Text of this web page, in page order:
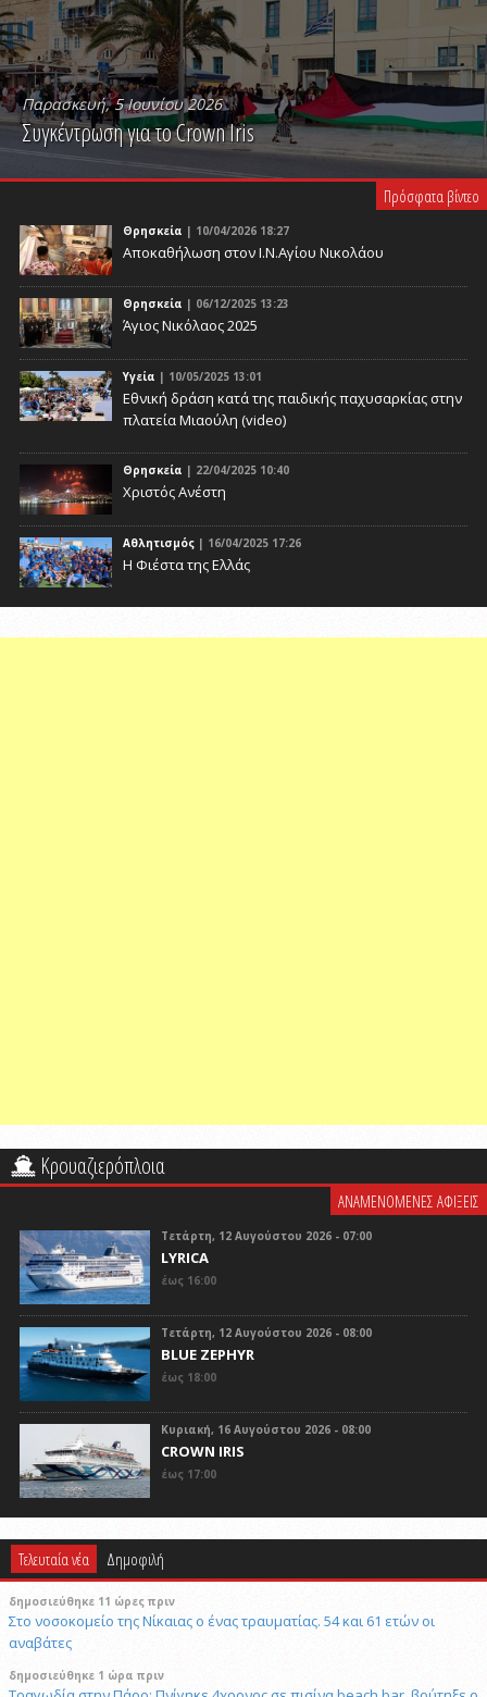
Παρασκευή, 5 Ιουνίου 2026
Συγκέντρωση για το Crown Iris
PLAY VIDEO
Πρόσφατα βίντεο
Θρησκεία | 10/04/2026 18:27
Αποκαθήλωση στον Ι.Ν.Αγίου Νικολάου
Θρησκεία | 06/12/2025 13:23
Άγιος Νικόλαος 2025
Υγεία | 10/05/2025 13:01
Eθνική δράση κατά της παιδικής παχυσαρκίας στην
πλατεία Μιαούλη (video)
Θρησκεία | 22/04/2025 10:40
Χριστός Ανέστη
Αθλητισμός | 16/04/2025 17:26
Η Φιέστα της Ελλάς
Κρουαζιερόπλοια
ΑΝΑΜΕΝΟΜΕΝΕΣ ΑΦΙΞΕΙΣ
Τετάρτη, 12 Αυγούστου 2026 - 07:00
LYRICA
έως 16:00
Τετάρτη, 12 Αυγούστου 2026 - 08:00
BLUE ZEPHYR
έως 18:00
Κυριακή, 16 Αυγούστου 2026 - 08:00
CROWN IRIS
έως 17:00
Τελευταία νέα Δημοφιλή
δημοσιεύθηκε 11 ώρες πριν
Στο νοσοκομείο της Νίκαιας ο ένας τραυματίας. 54 και 61 ετών οι
αναβάτες
δημοσιεύθηκε 1 ώρα πριν